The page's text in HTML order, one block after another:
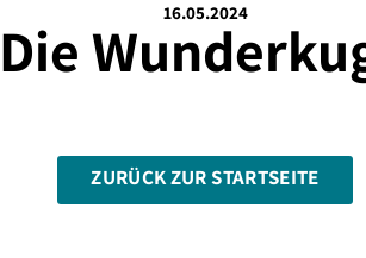
16.05.2024
Die
ZURÜCK ZUR STARTSEITE